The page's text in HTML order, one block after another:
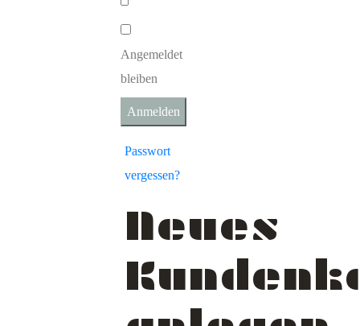
Angemeldet
bleiben
Anmelden
Passwort
vergessen?
Neues